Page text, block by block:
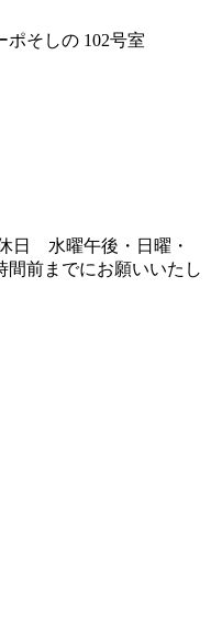
そしの 102号室
日 水曜午後・日曜・
前までにお願いいたし